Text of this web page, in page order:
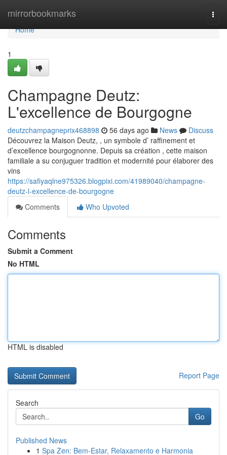
mirrorbookmarks
Home
Home
1
Champagne Deutz:
L'excellence de Bourgogne
deutzchampagneprix468898 56 days ago News
Discuss
Découvrez la Maison Deutz, , un symbole d’ raffinement et
d’excellence bourgognonne. Depuis sa création , cette maison
familiale a su conjuguer tradition et modernité pour élaborer des
vins
https://safiyaqlne975326.blogpixi.com/41989040/champagne-
deutz-l-excellence-de-bourgogne
Comments
Who Upvoted
Comments
Submit a Comment
No HTML
HTML is disabled
Report Page
Search
Go
Published News
1 Spa Zen: Bem-Estar, Relaxamento e Harmonia